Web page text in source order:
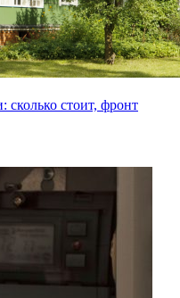
сколько стоит, фронт